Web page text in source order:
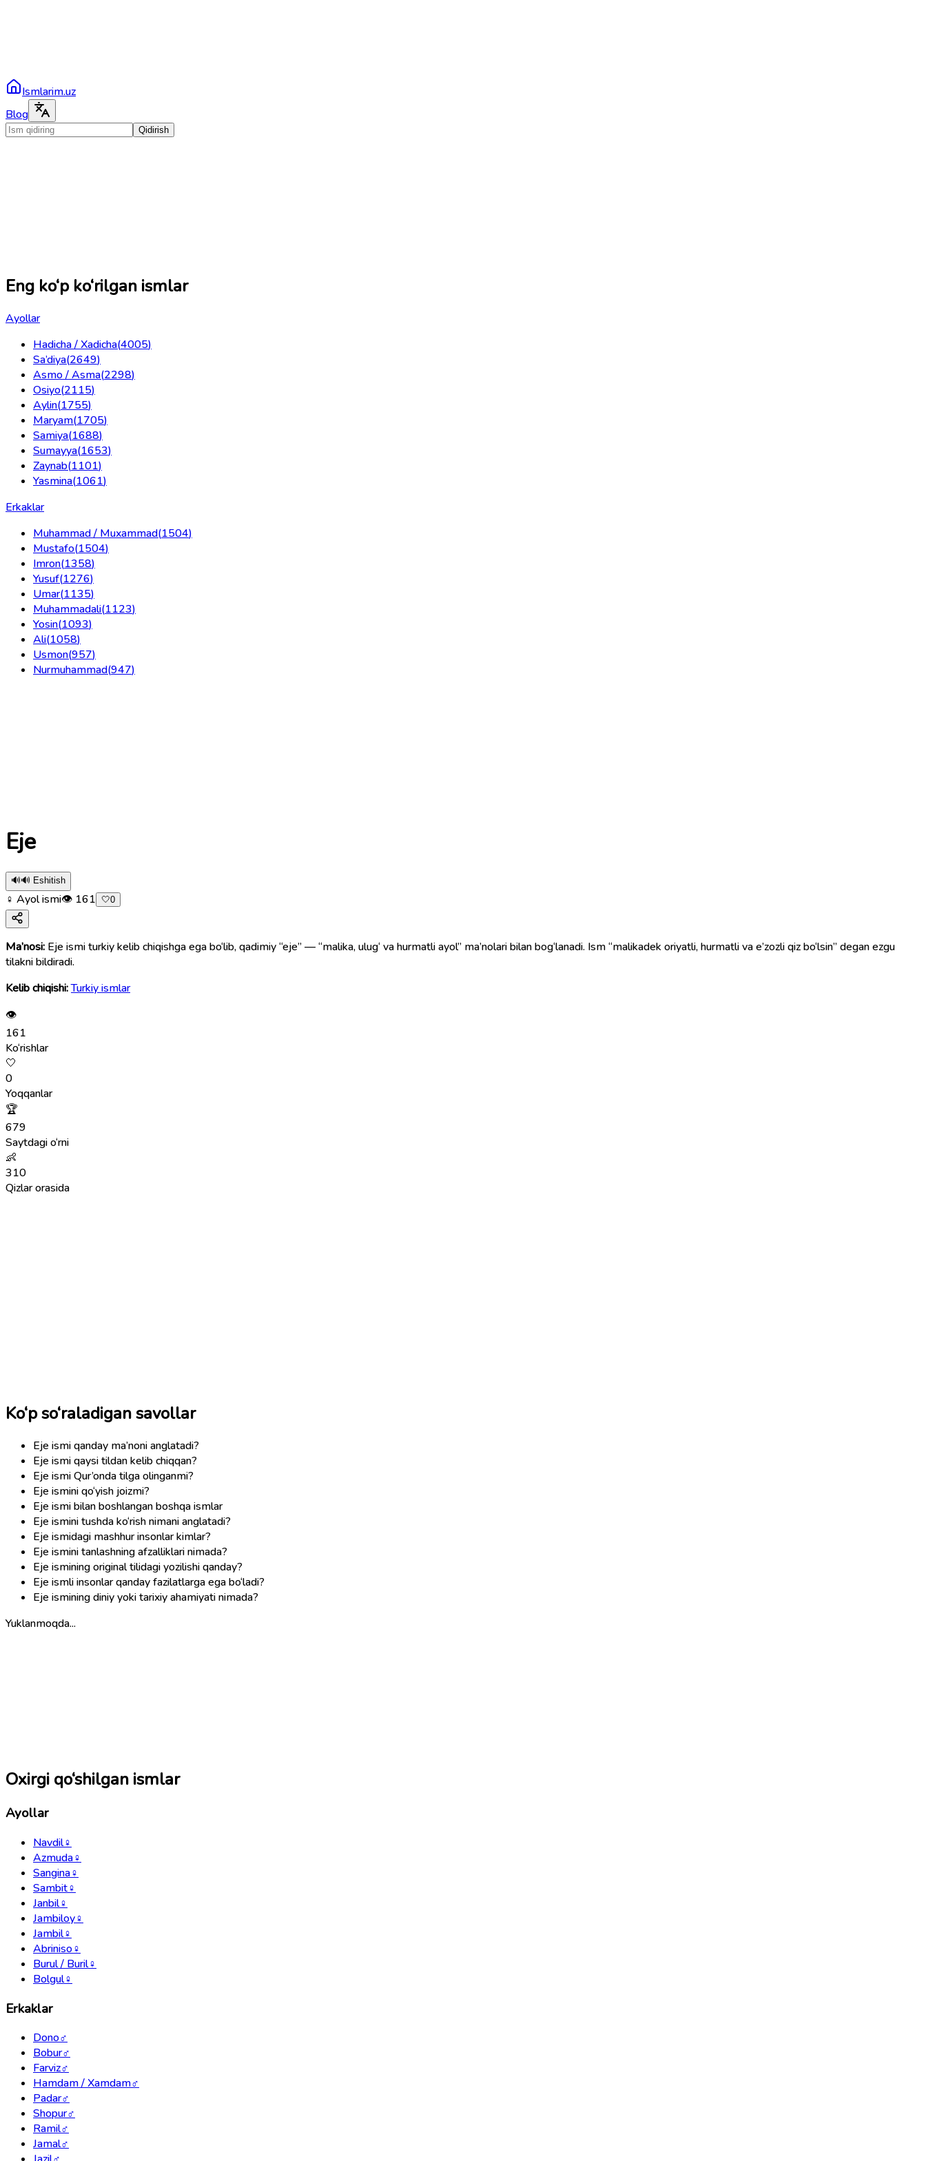
Ismlarim.uz
Blog
Qidirish
Eng ko‘p ko‘rilgan ismlar
Ayollar
Hadicha / Xadicha(4005)
Sa’diya(2649)
Asmo / Asma(2298)
Osiyo(2115)
Aylin(1755)
Maryam(1705)
Samiya(1688)
Sumayya(1653)
Zaynab(1101)
Yasmina(1061)
Erkaklar
Muhammad / Muxammad(1504)
Mustafo(1504)
Imron(1358)
Yusuf(1276)
Umar(1135)
Muhammadali(1123)
Yosin(1093)
Ali(1058)
Usmon(957)
Nurmuhammad(947)
Eje
🔊🔊 Eshitish
♀ Ayol ismi👁 161 🤍0
Ma’nosi: Eje ismi turkiy kelib chiqishga ega bo‘lib, qadimiy “eje” — “malika, ulug‘ va hurmatli ayol” ma’nolari bilan bog‘lanadi. Ism “malikadek oriyatli, hurmatli va e’zozli qiz bo‘lsin” degan ezgu
tilakni bildiradi.
Kelib chiqishi:Turkiy ismlar
👁
161
Ko‘rishlar
🤍
0
Yoqqanlar
🏆
679
Saytdagi o‘rni
👶
310
Qizlar orasida
Ko‘p so‘raladigan savollar
Eje ismi qanday ma’noni anglatadi?
Eje ismi qaysi tildan kelib chiqqan?
Eje ismi Qur’onda tilga olinganmi?
Eje ismini qo‘yish joizmi?
Eje ismi bilan boshlangan boshqa ismlar
Eje ismini tushda ko‘rish nimani anglatadi?
Eje ismidagi mashhur insonlar kimlar?
Eje ismini tanlashning afzalliklari nimada?
Eje ismining original tilidagi yozilishi qanday?
Eje ismli insonlar qanday fazilatlarga ega bo‘ladi?
Eje ismining diniy yoki tarixiy ahamiyati nimada?
Yuklanmoqda...
Oxirgi qo‘shilgan ismlar
Ayollar
Navdil♀
Azmuda♀
Sangina♀
Sambit♀
Janbil♀
Jambiloy♀
Jambil♀
Abriniso♀
Burul / Buril♀
Bolgul♀
Erkaklar
Dono♂
Bobur♂
Farviz♂
Hamdam / Xamdam♂
Padar♂
Shopur♂
Ramil♂
Jamal♂